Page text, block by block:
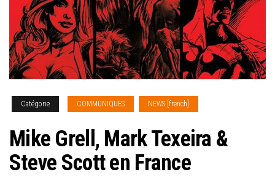
Catégorie COMMUNIQUES NEWS [french]
Mike Grell, Mark Texeira &
Steve Scott en France